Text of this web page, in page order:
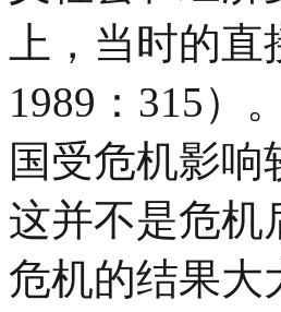
上，当时的
1989：315）
国受危机影
这并不是危机
危机的结果大